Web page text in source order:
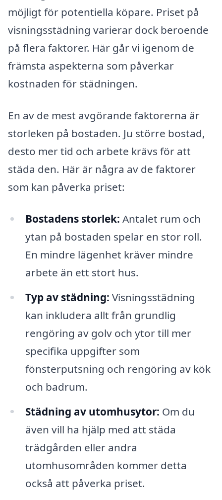
möjligt för potentiella köpare. Priset på
visningsstädning varierar dock beroende
på flera faktorer. Här går vi igenom de
främsta aspekterna som påverkar
kostnaden för städningen.
En av de mest avgörande faktorerna är
storleken på bostaden. Ju större bostad,
desto mer tid och arbete krävs för att
städa den. Här är några av de faktorer
som kan påverka priset:
Bostadens storlek: Antalet rum och
ytan på bostaden spelar en stor roll.
En mindre lägenhet kräver mindre
arbete än ett stort hus.
Typ av städning: Visningsstädning
kan inkludera allt från grundlig
rengöring av golv och ytor till mer
specifika uppgifter som
fönsterputsning och rengöring av kök
och badrum.
Städning av utomhusytor: Om du
även vill ha hjälp med att städa
trädgården eller andra
utomhusområden kommer detta
också att påverka priset.